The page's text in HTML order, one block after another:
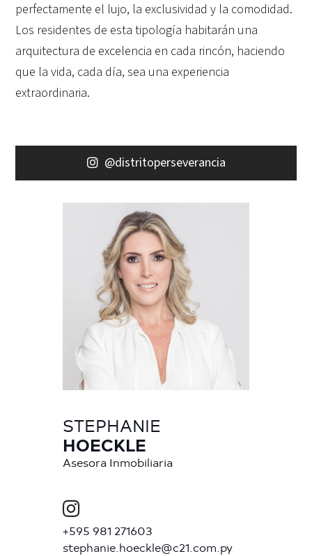
perfectamente el lujo, la exclusividad y la comodidad.
Los residentes de esta tipología habitarán una
arquitectura de excelencia en cada rincón, haciendo
que la vida, cada día, sea una experiencia
extraordinaria.
@distritoperseverancia
STEPHANIE
HOECKLE
Asesora Inmobiliaria
+595 981 271603
stephanie.hoeckle@c21.com.py